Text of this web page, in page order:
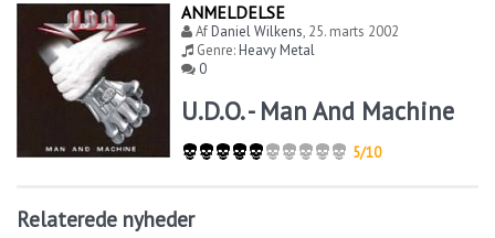
ANMELDELSE
AfDaniel Wilkens, 25. marts 2002
Genre:Heavy Metal
0
U.D.O. - Man And Machine
5/10
Relaterede nyheder